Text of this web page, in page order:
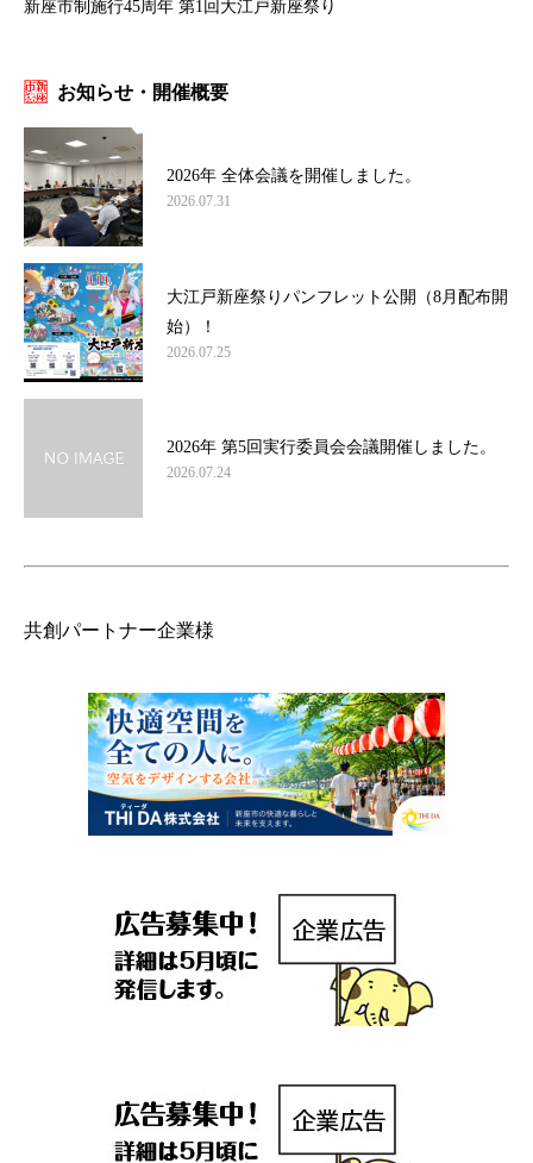
新座市制施行45周年 第1回大江戸新座祭り
お知らせ・開催概要
2026年 全体会議を開催しました。
2026.07.31
大江戸新座祭りパンフレット公開（8月配布開
始）！
2026.07.25
2026年 第5回実行委員会会議開催しました。
2026.07.24
共創パートナー企業様